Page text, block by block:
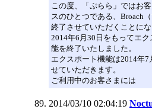
この度、「ぷらら」ではお
スのひとつである、Broach
終了させていただくことにな
2014年6月30日をもってエ
能を終了いたしました。
エクスポート機能は2014年
せていただきます。
ご利用中のお客さまには
2014/03/10 02:04:19